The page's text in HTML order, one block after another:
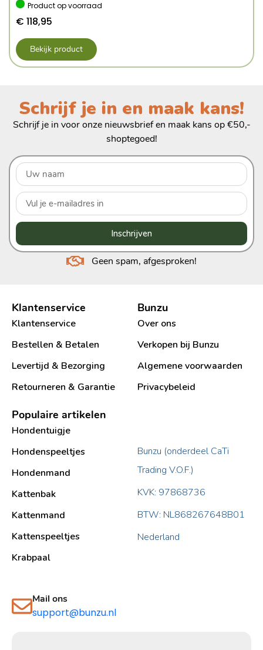
Product op voorraad
€ 118,95
Bekijk product
Schrijf je in en maak kans!
Schrijf je in voor onze nieuwsbrief en maak kans op €50,-
shoptegoed!
Inschrijven
Geen spam, afgesproken!
Klantenservice
Klantenservice
Bestellen & Betalen
Levertijd & Bezorging
Retourneren & Garantie
Bunzu
Over ons
Verkopen bij Bunzu
Algemene voorwaarden
Privacybeleid
Populaire artikelen
Hondentuigje
Hondenspeeltjes
Hondenmand
Kattenbak
Kattenmand
Kattenspeeltjes
Krabpaal​
Bunzu (onderdeel CaTi
Trading V.O.F.)
KVK: 97868736
BTW: NL868267648B01
Nederland
Mail ons
support@bunzu.nl